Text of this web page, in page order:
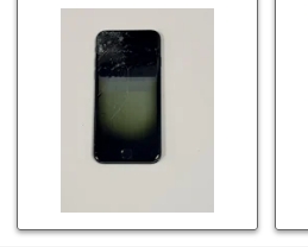
れ・液晶不良も当日
60分で修理可能！